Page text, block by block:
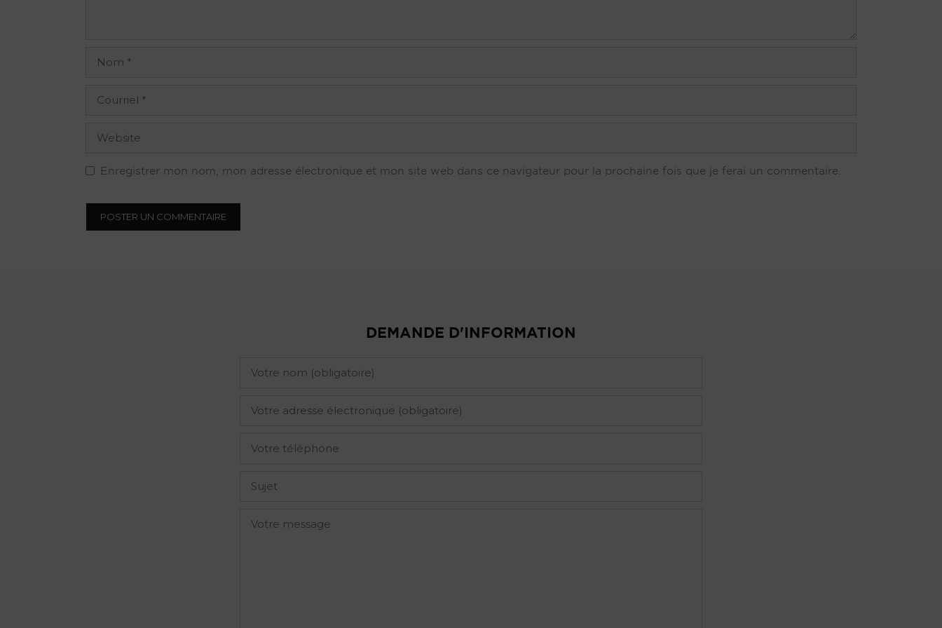
Nom
Courriel
Site
Enregistrer mon nom, mon adresse électronique et mon site web dans ce navigateur pour la prochaine fois que je ferai un commentaire.
DEMANDE D'INFORMATION